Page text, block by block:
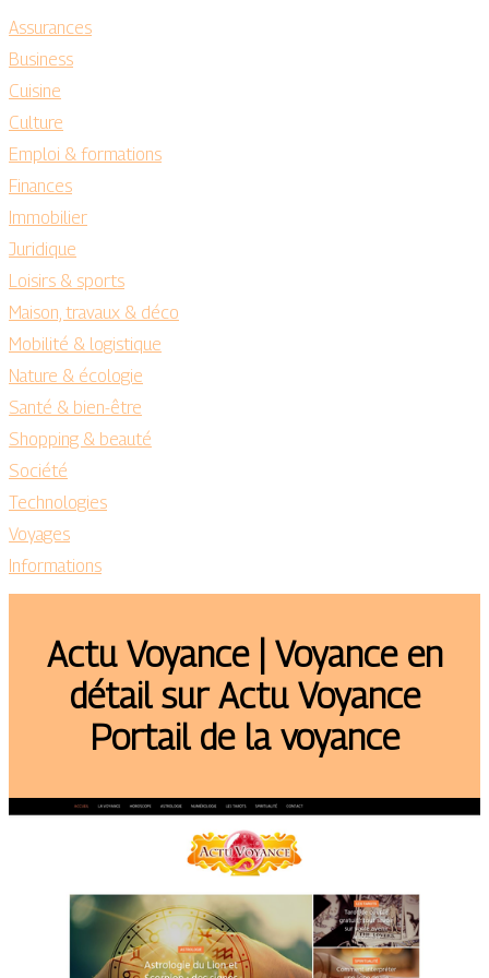
Assurances
Business
Cuisine
Culture
Emploi & formations
Finances
Immobilier
Juridique
Loisirs & sports
Maison, travaux & déco
Mobilité & logistique
Nature & écologie
Santé & bien-être
Shopping & beauté
Société
Technologies
Voyages
Informations
Actu Voyance | Voyance en
détail sur Actu Voyance
Portail de la voyance